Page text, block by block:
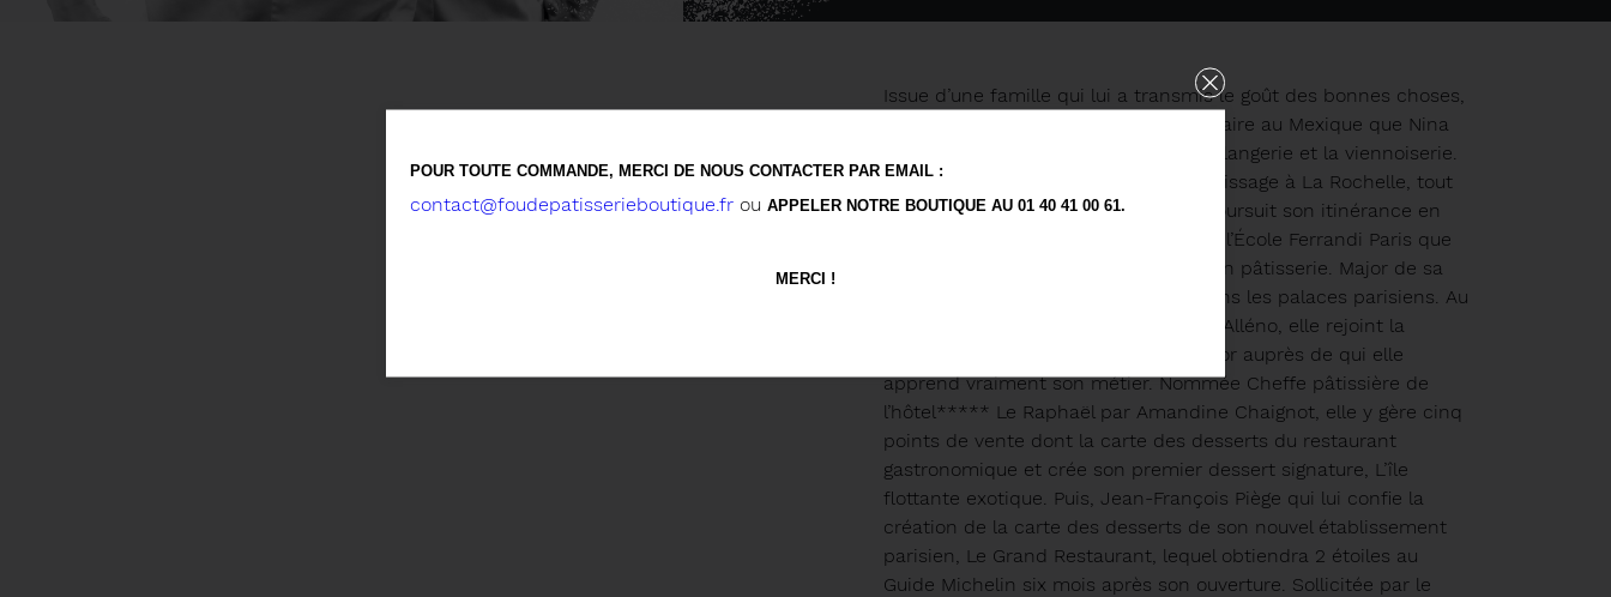
POUR TOUTE COMMANDE, MERCI DE NOUS CONTACTER PAR EMAIL :
contact@foudepatisserieboutique.fr ou APPELER NOTRE BOUTIQUE AU 01 40 41 00 61.
MERCI !
Issue d’une famille qui lui a transmis le goût des bonnes choses,
c’est après une année d’échange scolaire au Mexique que Nina
Métayer décide de se former à la boulangerie et la viennoiserie.
Après un Bac littéraire et son apprentissage à La Rochelle, tout
juste diplômée en boulangerie, elle poursuit son itinérance en
Australie. De retour en France, c’est à l’École Ferrandi Paris que
la jeune femme se forme, cette fois en pâtisserie. Major de sa
promotion, elle débute sa carrière dans les palaces parisiens. Au
Meurice, sous la direction de Yannick Alléno, elle rejoint la
brigade de Camille Lesecq, son mentor auprès de qui elle
apprend vraiment son métier. Nommée Cheffe pâtissière de
l’hôtel***** Le Raphaël par Amandine Chaignot, elle y gère cinq
points de vente dont la carte des desserts du restaurant
gastronomique et crée son premier dessert signature, L’île
flottante exotique. Puis, Jean-François Piège qui lui confie la
création de la carte des desserts de son nouvel établissement
parisien, Le Grand Restaurant, lequel obtiendra 2 étoiles au
Guide Michelin six mois après son ouverture. Sollicitée par le